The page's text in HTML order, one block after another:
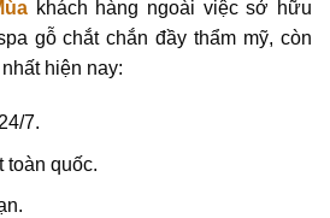
khách hàng ngoài việc sở hữu
gỗ chắt chắn đầy thẩm mỹ, còn
hiện nay:
7.
toàn quốc.